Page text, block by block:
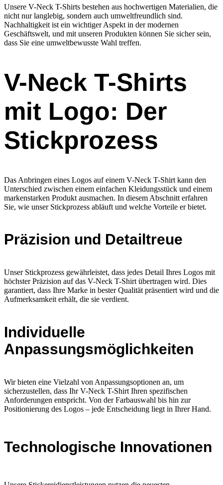
Unsere V-Neck T-Shirts bestehen aus hochwertigen Materialien, die
nicht nur langlebig, sondern auch umweltfreundlich sind.
Nachhaltigkeit ist ein wichtiger Aspekt in der modernen
Geschäftswelt, und mit unseren Produkten können Sie sicher sein,
dass Sie eine umweltbewusste Wahl treffen.
V-Neck T-Shirts
mit Logo: Der
Stickprozess
Das Anbringen eines Logos auf einem V-Neck T-Shirt kann den
Unterschied zwischen einem einfachen Kleidungsstück und einem
markenstarken Produkt ausmachen. In diesem Abschnitt erfahren
Sie, wie unser Stickprozess abläuft und welche Vorteile er bietet.
Präzision und Detailtreue
Unser Stickprozess gewährleistet, dass jedes Detail Ihres Logos mit
höchster Präzision auf das V-Neck T-Shirt übertragen wird. Dies
garantiert, dass Ihre Marke in bester Qualität präsentiert wird und die
Aufmerksamkeit erhält, die sie verdient.
Individuelle
Anpassungsmöglichkeiten
Wir bieten eine Vielzahl von Anpassungsoptionen an, um
sicherzustellen, dass Ihr V-Neck T-Shirt Ihren spezifischen
Anforderungen entspricht. Von der Farbauswahl bis hin zur
Positionierung des Logos – jede Entscheidung liegt in Ihrer Hand.
Technologische Innovationen